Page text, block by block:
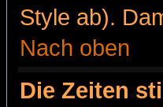
Style ab).
Nach oben
Die Zeiten